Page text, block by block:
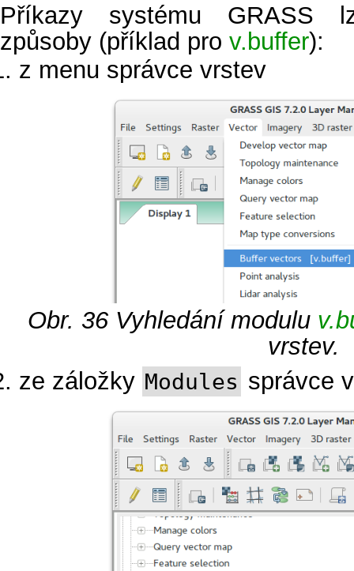
Příkazy systému GRASS
způsoby (příklad pro v.buffer):
z menu správce vrstev
Obr. 36 Vyhledání modulu
vrstev.
ze záložky Modules správce